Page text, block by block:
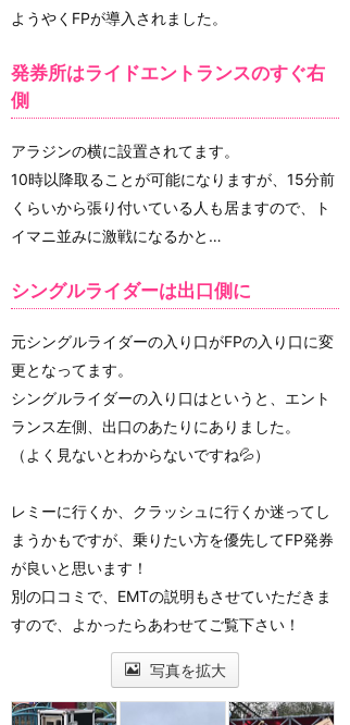
ようやくFPが導入されました。
発券所はライドエントランスのすぐ右
側
アラジンの横に設置されてます。
10時以降取ることが可能になりますが、15分前
くらいから張り付いている人も居ますので、ト
イマニ並みに激戦になるかと…
シングルライダーは出口側に
元シングルライダーの入り口がFPの入り口に変
更となってます。
シングルライダーの入り口はというと、エント
ランス左側、出口のあたりにありました。
（よく見ないとわからないですね💦）
レミーに行くか、クラッシュに行くか迷ってし
まうかもですが、乗りたい方を優先してFP発券
が良いと思います！
別の口コミで、EMTの説明もさせていただきま
すので、よかったらあわせてご覧下さい！
写真を拡大